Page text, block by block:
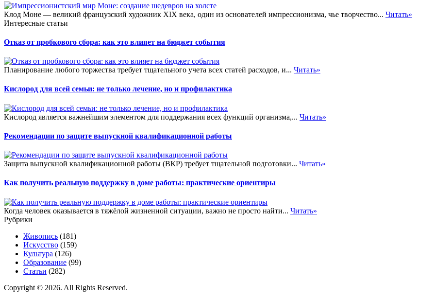
Клод Моне — великий французский художник XIX века, один из основателей импрессионизма, чье творчество... Читать»
Интересные статьи
Отказ от пробкового сбора: как это влияет на бюджет события
Планирование любого торжества требует тщательного учета всех статей расходов, и... Читать»
Кислород для всей семьи: не только лечение, но и профилактика
Кислород является важнейшим элементом для поддержания всех функций организма,... Читать»
Рекомендации по защите выпускной квалификационной работы
Защита выпускной квалификационной работы (ВКР) требует тщательной подготовки... Читать»
Как получить реальную поддержку в доме работы: практические ориентиры
Когда человек оказывается в тяжёлой жизненной ситуации, важно не просто найти... Читать»
Рубрики
Живопись (181)
Искусство (159)
Культура (126)
Образование (99)
Статьи (282)
Copyright © 2026. All Rights Reserved.